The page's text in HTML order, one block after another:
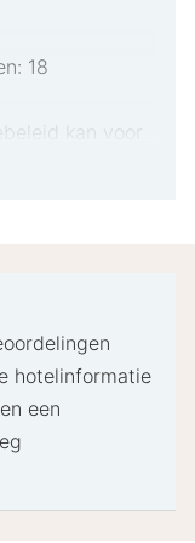
18
kan voor
worden
van
worden
niet worden
hotelinformatie
een